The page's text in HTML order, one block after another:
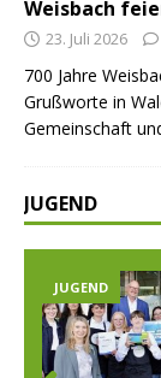
Weisbach
23. Juli 2026
700 Jahre
Grußworte in
Gemeinschaft
JUGEND
JUGEND